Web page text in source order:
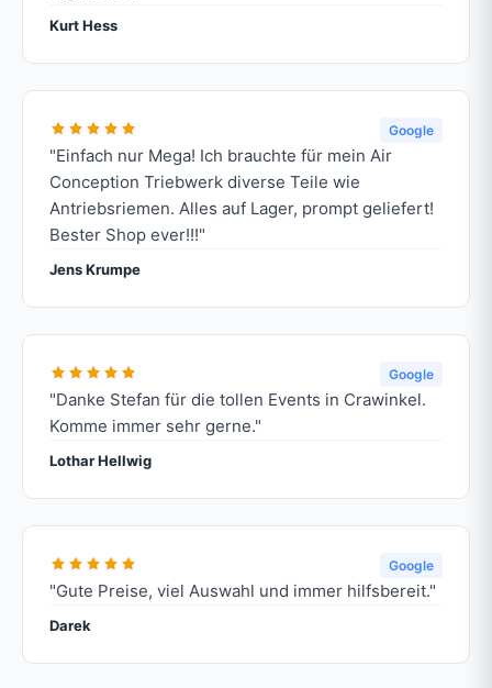
Kurt Hess
Google
"Einfach nur Mega! Ich brauchte für mein Air
Conception Triebwerk diverse Teile wie
Antriebsriemen. Alles auf Lager, prompt geliefert!
Bester Shop ever!!!"
Jens Krumpe
Google
"Danke Stefan für die tollen Events in Crawinkel.
Komme immer sehr gerne."
Lothar Hellwig
Google
"Gute Preise, viel Auswahl und immer hilfsbereit."
Darek